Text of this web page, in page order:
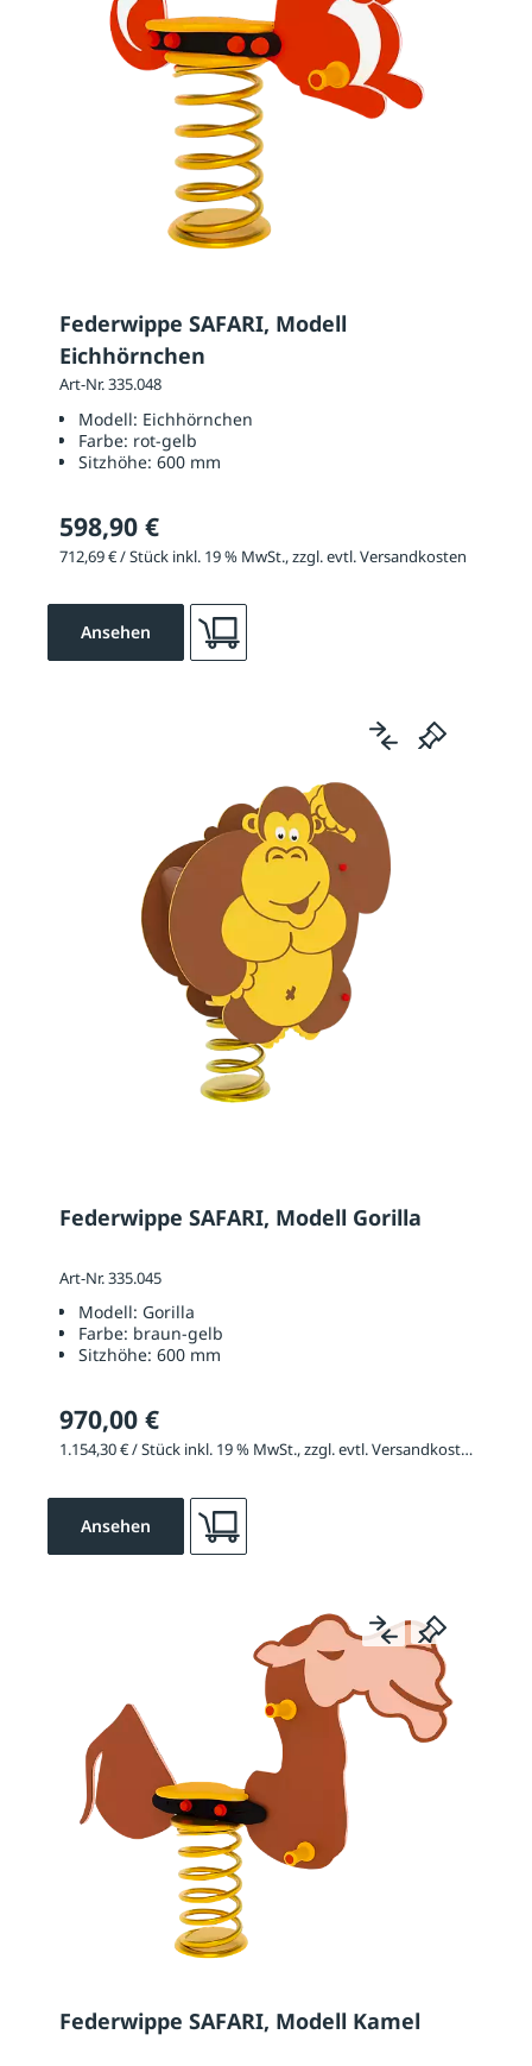
Federwippe SAFARI, Modell
Eichhörnchen
Art-Nr. 335.048
Modell: Eichhörnchen
Farbe: rot-gelb
Sitzhöhe: 600 mm
598,90 €
712,69 € / Stück inkl. 19 % MwSt., zzgl. evtl. Versandkosten
Ansehen
Federwippe SAFARI, Modell Gorilla
Art-Nr. 335.045
Modell: Gorilla
Farbe: braun-gelb
Sitzhöhe: 600 mm
970,00 €
1.154,30 € / Stück inkl. 19 % MwSt., zzgl. evtl. Versandkosten
Ansehen
Federwippe SAFARI, Modell Kamel